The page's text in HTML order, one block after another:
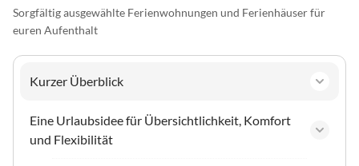
Sorgfältig ausgewählte Ferienwohnungen und Ferienhäuser für
euren Aufenthalt
Kurzer Überblick
Eine Urlaubsidee für Übersichtlichkeit, Komfort
und Flexibilität